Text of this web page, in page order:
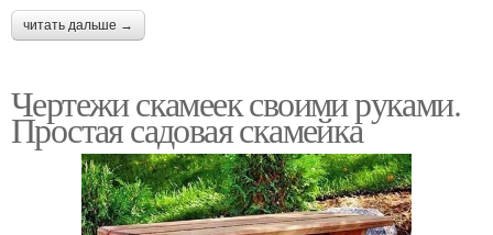
читать дальше →
Чертежи скамеек своими руками.
Простая садовая скамейка